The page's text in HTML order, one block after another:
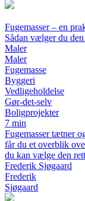
Fugemasser – en
Sådan vælger du
Maler
Maler
Fugemasse
Byggeri
Vedligeholdelse
Gør-det-selv
Boligprojekter
7 min
Fugemasser tætner
får du et overblik
du kan vælge den
Frederik Sjøgaard
Frederik
Sjøgaard